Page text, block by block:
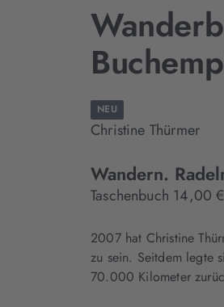
NEU
Christine Thürmer
Wandern.
Taschenbuch 14,00 €
2007 hat Christine
zu sein. Seitdem legte
70.000 Kilometer